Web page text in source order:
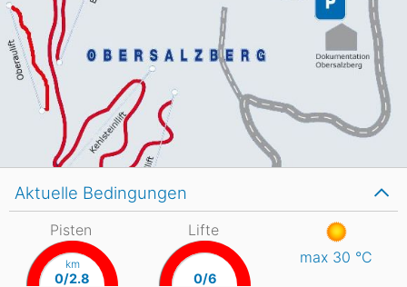
Aktuelle Bedingungen
Pisten
km
0/2.8
Lifte
0/6
max 30 °C